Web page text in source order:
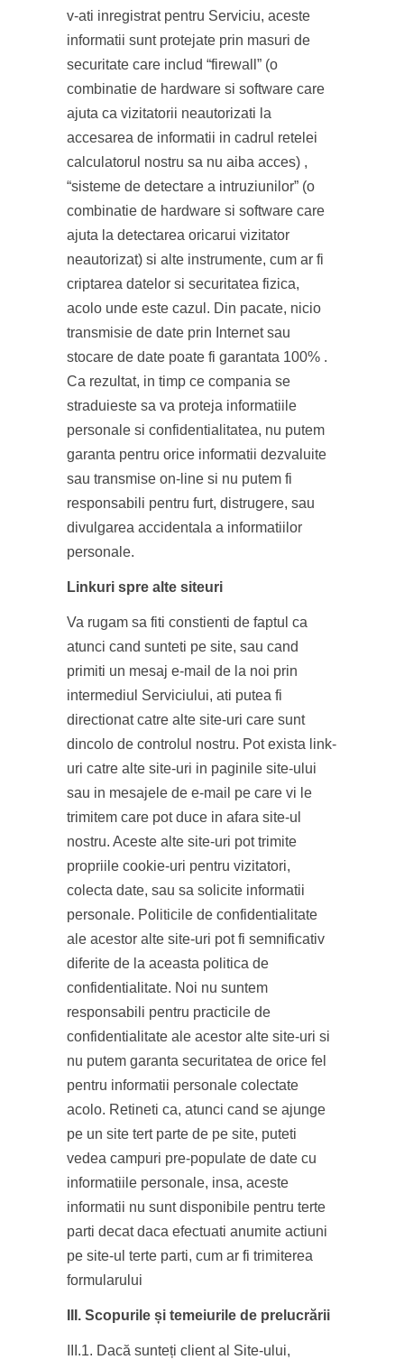
v-ati inregistrat pentru Serviciu, aceste
informatii sunt protejate prin masuri de
securitate care includ “firewall” (o
combinatie de hardware si software care
ajuta ca vizitatorii neautorizati la
accesarea de informatii in cadrul retelei
calculatorul nostru sa nu aiba acces) ,
“sisteme de detectare a intruziunilor” (o
combinatie de hardware si software care
ajuta la detectarea oricarui vizitator
neautorizat) si alte instrumente, cum ar fi
criptarea datelor si securitatea fizica,
acolo unde este cazul. Din pacate, nicio
transmisie de date prin Internet sau
stocare de date poate fi garantata 100% .
Ca rezultat, in timp ce compania se
straduieste sa va proteja informatiile
personale si confidentialitatea, nu putem
garanta pentru orice informatii dezvaluite
sau transmise on-line si nu putem fi
responsabili pentru furt, distrugere, sau
divulgarea accidentala a informatiilor
personale.
Linkuri spre alte siteuri
Va rugam sa fiti constienti de faptul ca
atunci cand sunteti pe site, sau cand
primiti un mesaj e-mail de la noi prin
intermediul Serviciului, ati putea fi
directionat catre alte site-uri care sunt
dincolo de controlul nostru. Pot exista link-
uri catre alte site-uri in paginile site-ului
sau in mesajele de e-mail pe care vi le
trimitem care pot duce in afara site-ul
nostru. Aceste alte site-uri pot trimite
propriile cookie-uri pentru vizitatori,
colecta date, sau sa solicite informatii
personale. Politicile de confidentialitate
ale acestor alte site-uri pot fi semnificativ
diferite de la aceasta politica de
confidentialitate. Noi nu suntem
responsabili pentru practicile de
confidentialitate ale acestor alte site-uri si
nu putem garanta securitatea de orice fel
pentru informatii personale colectate
acolo. Retineti ca, atunci cand se ajunge
pe un site tert parte de pe site, puteti
vedea campuri pre-populate de date cu
informatiile personale, insa, aceste
informatii nu sunt disponibile pentru terte
parti decat daca efectuati anumite actiuni
pe site-ul terte parti, cum ar fi trimiterea
formularului
III. Scopurile și temeiurile de prelucrării
III.1. Dacă sunteți client al Site-ului,